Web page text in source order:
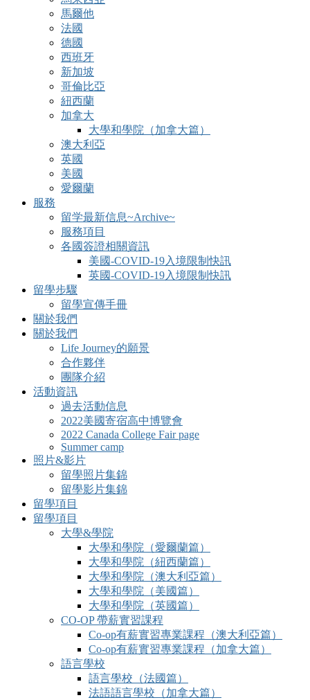
馬爾他
法國
德國
西班牙
新加坡
哥倫比亞
紐西蘭
加拿大
大學和學院（加拿大篇）
澳大利亞
英國
美國
愛爾蘭
服務
留学最新信息~Archive~
服務項目
各國簽證相關資訊
美國-COVID-19入境限制快訊
英國-COVID-19入境限制快訊
留學步驟
留學宣傳手冊
關於我們
關於我們
Life Journey的願景
合作夥伴
團隊介紹
活動資訊
過去活動信息
2022美國寄宿高中博覽會
2022 Canada College Fair page
Summer camp
照片&影片
留學照片集錦
留學影片集錦
留學項目
留學項目
大學&學院
大學和學院（愛爾蘭篇）
大學和學院（紐西蘭篇）
大學和學院（澳大利亞篇）
大學和學院（美國篇）
大學和學院（英國篇）
CO-OP 帶薪實習課程
Co-op有薪實習專業課程（澳大利亞篇）
Co-op有薪實習專業課程（加拿大篇）
語言學校
語言學校（法國篇）
法語語言學校（加拿大篇）